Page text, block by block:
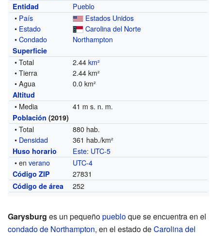
Entidad
Pueblo
• País
Estados Unidos
• Estado
Carolina del Norte
•Condado Northampton
Superficie
• Total 2.44km²
• Tierra
2.44 km²
• Agua
0.0 km²
Altitud
• Media 41 m s. n. m.
Población (2019)
• Total
880 hab.
• Densidad 361 hab./km²
Huso horario Este: UTC-5
• enverano UTC-4
Código ZIP 27831
Código de área 252
Garysburg es un pequeñopuebloque se encuentra en el
condado de Northampton, en el estado deCarolina del